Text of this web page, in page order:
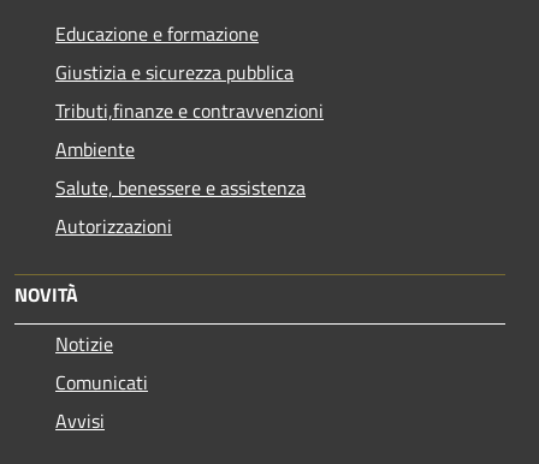
Educazione e formazione
Giustizia e sicurezza pubblica
Tributi,finanze e contravvenzioni
Ambiente
Salute, benessere e assistenza
Autorizzazioni
NOVITÀ
Notizie
Comunicati
Avvisi